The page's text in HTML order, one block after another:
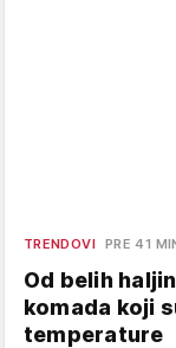
TRENDOVI PRE 41
Od belih
komada koji
temperature